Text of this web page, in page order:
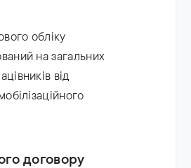
обліку
на загальних
від
договору